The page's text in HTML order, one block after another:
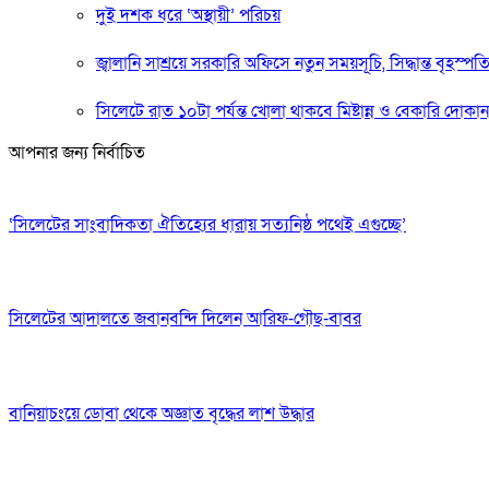
দুই দশক ধরে ‘অস্থায়ী’ পরিচয়
জ্বালানি সাশ্রয়ে সরকারি অফিসে নতুন সময়সূচি, সিদ্ধান্ত
সিলেটে রাত ১০টা পর্যন্ত খোলা থাকবে মিষ্টান্ন ও বেকারি দোকান
আপনার জন্য নির্বাচিত
‘সিলেটের সাংবাদিকতা ঐতিহ্যের ধারায় সত্যনিষ্ঠ পথেই এগুচ্ছে’
সিলেটের আদালতে জবানবন্দি দিলেন আরিফ-গৌছ-বাবর
বানিয়াচংয়ে ডোবা থেকে অজ্ঞাত বৃদ্ধের লাশ উদ্ধার